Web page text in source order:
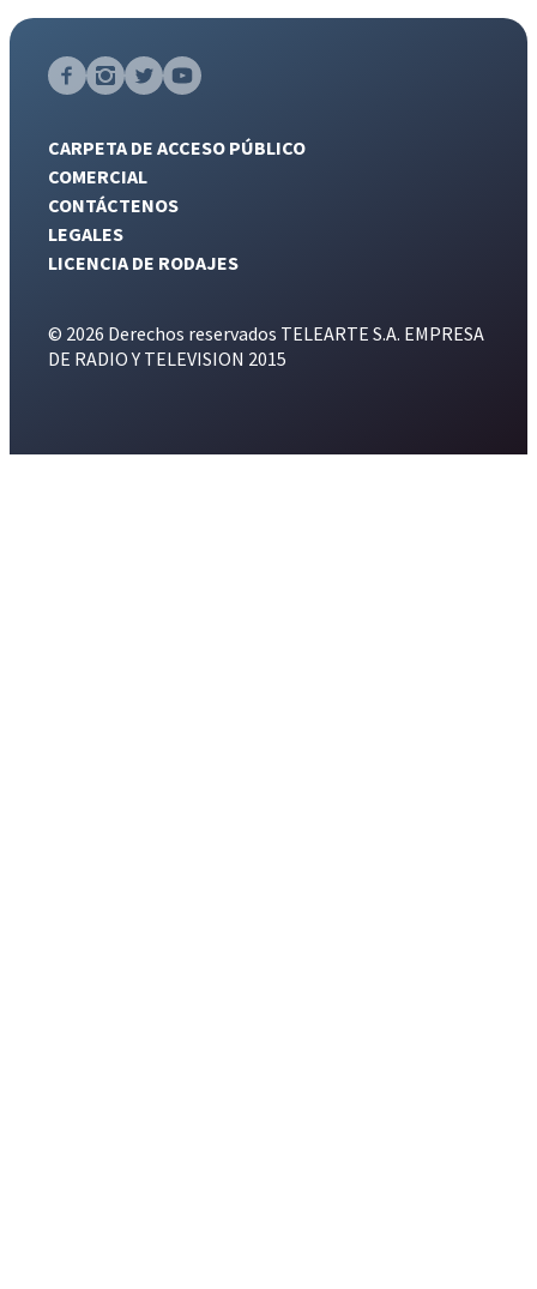
CARPETA DE ACCESO PÚBLICO
COMERCIAL
CONTÁCTENOS
LEGALES
LICENCIA DE RODAJES
© 2026 Derechos reservados TELEARTE S.A. EMPRESA
DE RADIO Y TELEVISION 2015